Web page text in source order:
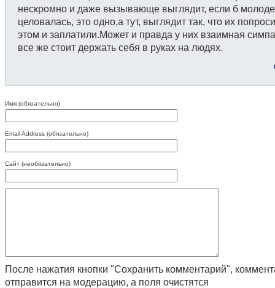
нескромно и даже вызывающе выглядит, если б
целовалась, это одно,а тут, выглядит так, что их
этом и заплатили.Может и правда у них взаимная
все же стоит держать себя в руках на людях.
Имя (обязательно)
Email Address (обязательно)
Сайт (необязательно)
После нажатия кнопки "Сохранить комментарий",
отправится на модерацию, а поля очистятся